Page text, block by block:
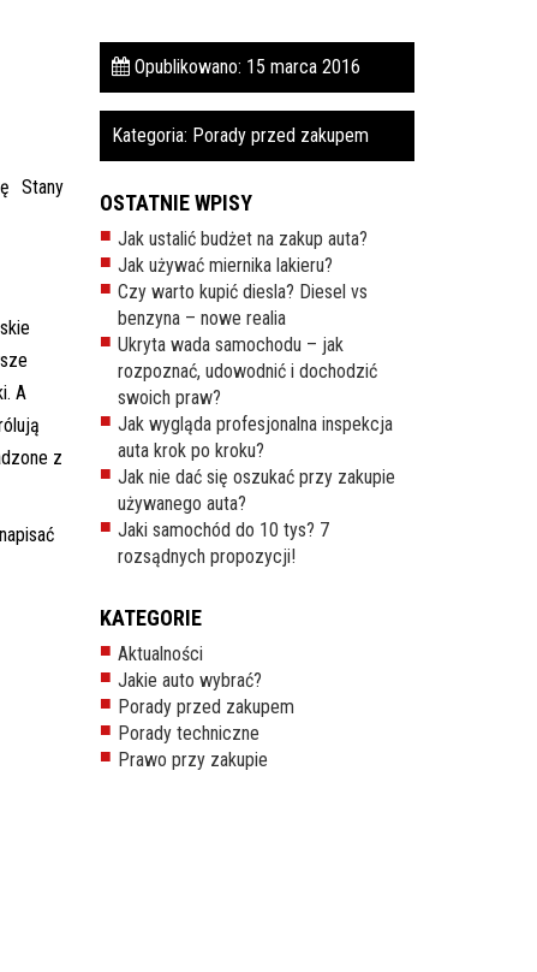
Stany
A
z
Opublikowano: 15 marca 2016
Kategoria: Porady przed zakupem
OSTATNIE WPISY
Jak ustalić budżet na zakup auta?
Jak używać miernika lakieru?
Czy warto kupić diesla? Diesel vs
benzyna – nowe realia
Ukryta wada samochodu – jak
rozpoznać, udowodnić i dochodzić
swoich praw?
Jak wygląda profesjonalna inspekcja
auta krok po kroku?
Jak nie dać się oszukać przy zakupie
używanego auta?
Jaki samochód do 10 tys? 7
rozsądnych propozycji!
KATEGORIE
Aktualności
Jakie auto wybrać?
Porady przed zakupem
Porady techniczne
Prawo przy zakupie